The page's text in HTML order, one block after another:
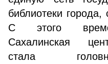
библиотеки
С этого
Сахалинская
стала